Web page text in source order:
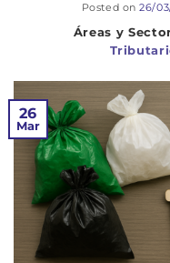
Posted on26/
26
Mar